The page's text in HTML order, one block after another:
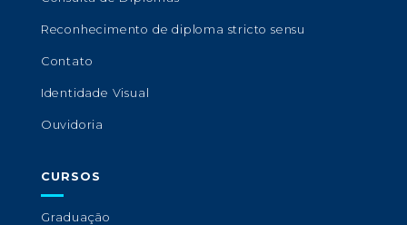
Reconhecimento de diploma stricto sensu
Contato
Identidade Visual
Ouvidoria
CURSOS
Graduação